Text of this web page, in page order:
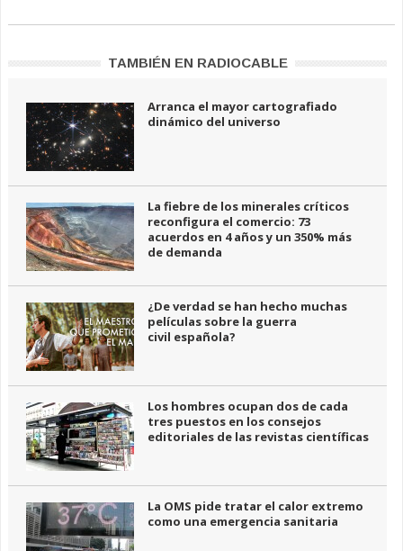
TAMBIÉN EN RADIOCABLE
Arranca el mayor cartografiado
dinámico del universo
La fiebre de los minerales críticos
reconfigura el comercio: 73
acuerdos en 4 años y un 350% más
de demanda
¿De verdad se han hecho muchas
películas sobre la guerra
civil española?
Los hombres ocupan dos de cada
tres puestos en los consejos
editoriales de las revistas científicas
La OMS pide tratar el calor extremo
como una emergencia sanitaria